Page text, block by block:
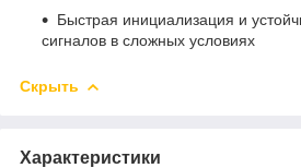
Быстрая инициализация и
сигналов в сложных условиях
Скрыть
Характеристики